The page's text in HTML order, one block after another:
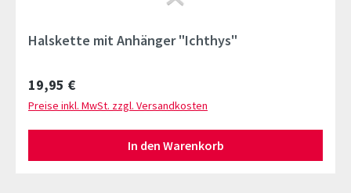
Halskette mit Anhänger "Ichthys"
Regulärer Preis:
19,95 €
Preise inkl. MwSt. zzgl. Versandkosten
In den Warenkorb